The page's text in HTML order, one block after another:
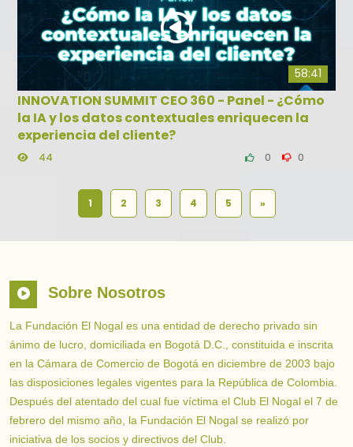
58:41
INNOVATION SUMMIT CEO 360 - Panel - ¿Cómo
la IA y los datos contextuales enriquecen la
experiencia del cliente?
44 0 0
1 2 3 4 5 »
Sobre Nosotros
La Fundación El Nogal es una entidad de derecho privado sin
ánimo de lucro, domiciliada en Bogotá D.C., constituida e inscrita
en la Cámara de Comercio de Bogotá en diciembre de 2003 bajo
las disposiciones legales vigentes para la República de Colombia.
Después del atentado del cual fue víctima el Club El Nogal el 7 de
febrero del mismo año, la Fundación El Nogal se realizó por
iniciativa de los socios y directivos del Club.